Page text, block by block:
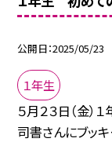
公開日 2025/05/23
１年生
５月２３日（金）
司書さんにブッ